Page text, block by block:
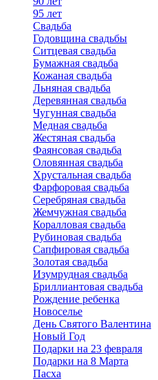
95 лет
Свадьба
Годовщина свадьбы
Ситцевая свадьба
Бумажная свадьба
Кожаная свадьба
Льняная свадьба
Деревянная свадьба
Чугунная свадьба
Медная свадьба
Жестяная свадьба
Фаянсовая свадьба
Оловянная свадьба
Хрустальная свадьба
Фарфоровая свадьба
Серебряная свадьба
Жемчужная свадьба
Коралловая свадьба
Рубиновая свадьба
Сапфировая свадьба
Золотая свадьба
Изумрудная свадьба
Бриллиантовая свадьба
Рождение ребенка
Новоселье
День Святого Валентина
Новый Год
Подарки на 23 февраля
Подарки на 8 Марта
Пасха